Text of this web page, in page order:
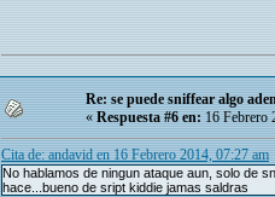
Re: se puede sniffear algo
«Respuesta #6 en:16 Febrero
Cita de: andavid en 16 Febrero 2014, 07:27 am
No hablamos de ningun ataque aun, solo de
hace...bueno de sript kiddie jamas saldras